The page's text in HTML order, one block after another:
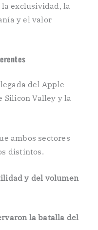
exclusividad, la
y el valor
del Apple
Silicon Valley y la
ambos sectores
distintos.
y del volumen
la batalla del